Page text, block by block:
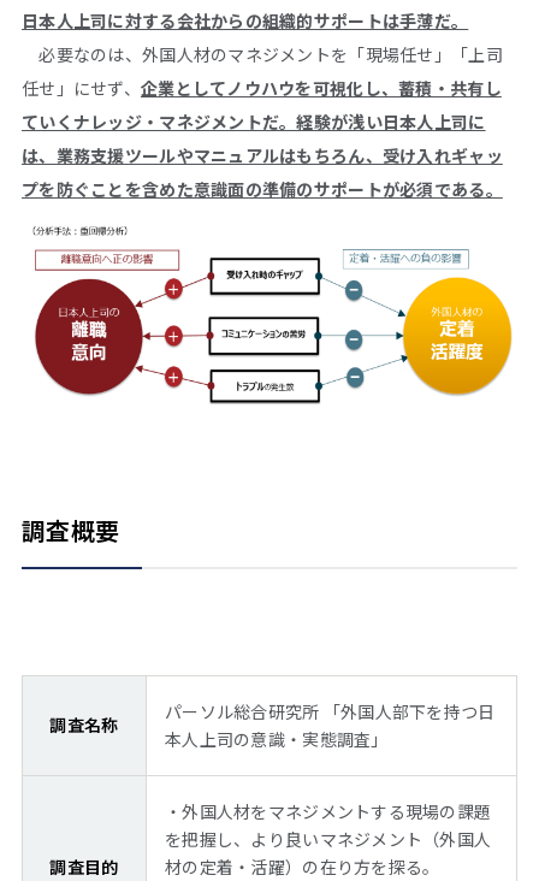
日本人上司に対する会社からの組織的サポートは手薄だ。
必要なのは、外国人材のマネジメントを「現場任せ」「上司
任せ」にせず、 企業としてノウハウを可視化し、蓄積・共有し
ていくナレッジ・マネジメントだ。経験が浅い日本人上司に
は、業務支援ツールやマニュアルはもちろん、受け入れギャッ
プを防ぐことを含めた意識面の準備のサポートが必須である。
調査概要
調査名称
パーソル総合研究所 「外国人部下を持つ日
本人上司の意識・実態調査」
調査目的
・外国人材をマネジメントする現場の課題
を把握し、より良いマネジメント（外国人
材の定着・活躍）の在り方を探る。